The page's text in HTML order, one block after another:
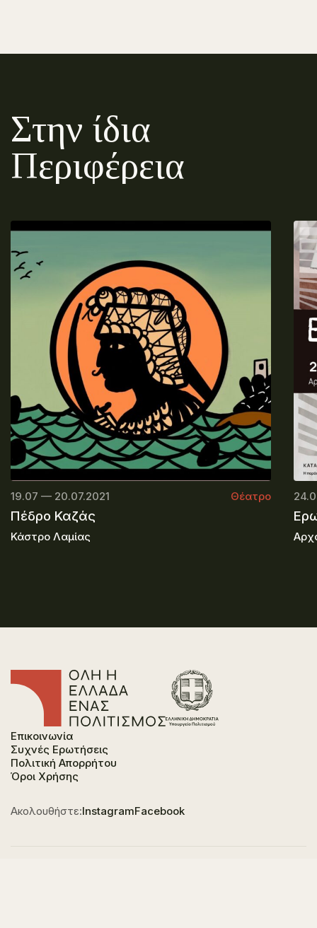
Στην ίδια
Περιφέρεια
19.07 — 20.07.2021 Θέατρο
Πέδρο Καζάς
Κάστρο Λαμίας
Επικοινωνία
Συχνές Ερωτήσεις
Πολιτική Απορρήτου
Όροι Χρήσης
Ακολουθήστε:InstagramFacebook